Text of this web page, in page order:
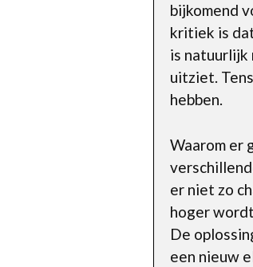
bijkomend
kritiek is
is natuurlijk
uitziet.
hebben.
Waarom er
er niet zo
hoger
De
een nieuw